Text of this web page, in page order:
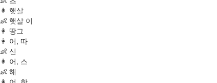
👩 햇살
👶 햇살 이
👩 땅그
👩 어, 따
👶 신
👩 어, 스
👶 해